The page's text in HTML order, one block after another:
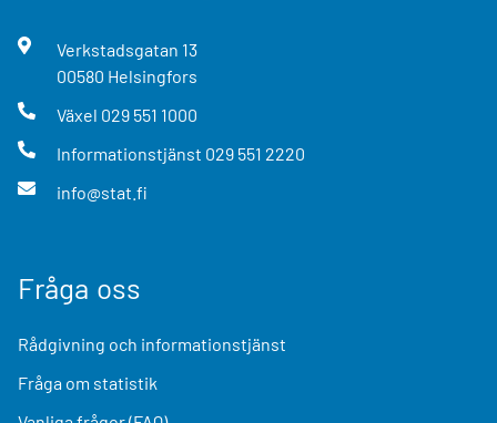
Verkstadsgatan 13
00580 Helsingfors
Växel 029 551 1000
Informationstjänst 029 551 2220
info@stat.fi
Fråga oss
Rådgivning och informationstjänst
Fråga om statistik